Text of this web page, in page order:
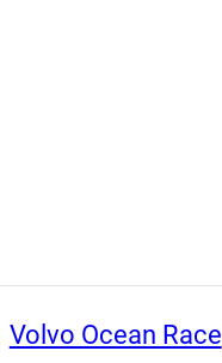
Volvo Ocean Race